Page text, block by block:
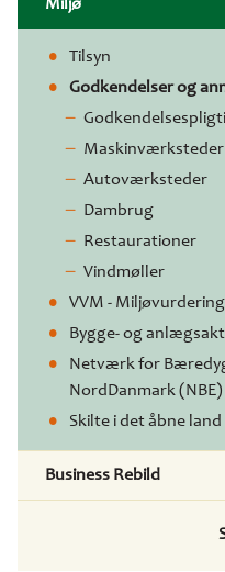
Business Rebild
Miljø
Tilsyn
Godkendelser og
Maskinværksteder
Autoværksteder
Dambrug
Restaurationer
Vindmøller
VVM -
Bygge- og
Netværk for
NordDanmark (NBE)
Skilte i det åbne land